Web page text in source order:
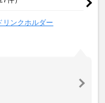
リンクホルダー